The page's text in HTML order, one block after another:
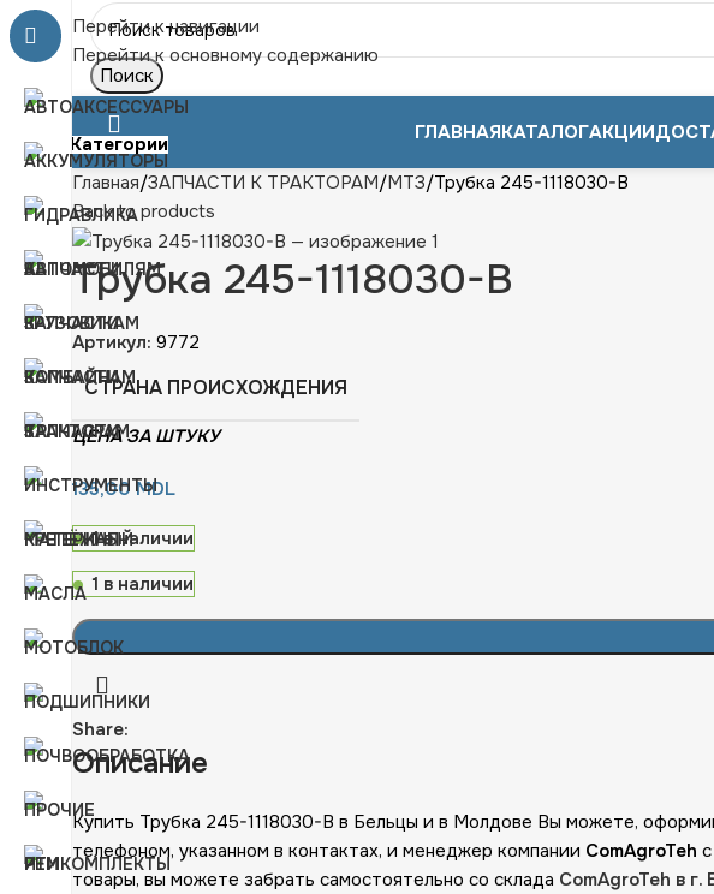
Перейти к навигации
Перейти к основному содержанию
Поиск
Категории ГЛАВНАЯКАТАЛОГАКЦИИ
Главная ЗАПЧАСТИ К ТРАКТОРАМ МТЗ Трубка 245-1118030-В
Back to products
Трубка 245-1118030-В
Артикул: 9772
СТРАНА ПРОИСХОЖДЕНИЯ
ЦЕНА ЗА ШТУКУ
135,00 MDL
1 в наличии
1 в наличии
Share:
Описание
Купить Трубка 245-1118030-В в Бельцы и в Молдове Вы можете,
телефоном, указанном в контактах, и менеджер компании ComAgroTeh
товары, вы можете забрать самостоятельно со склада ComAgroTeh в